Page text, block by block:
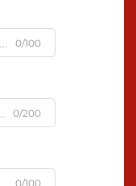
0/100
0/200
0/100